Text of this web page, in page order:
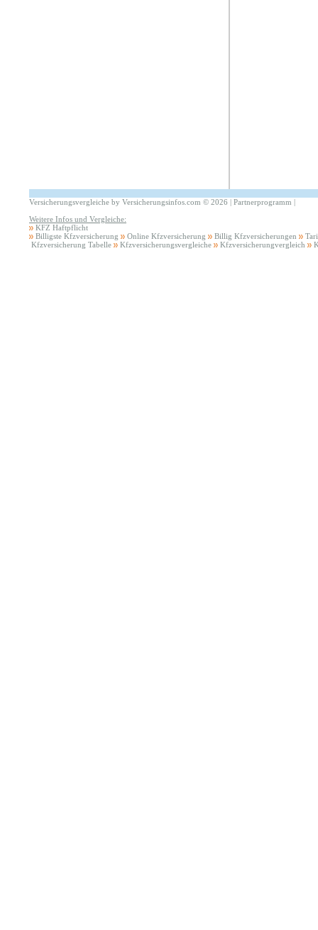
Versicherungsvergleiche by Versicherungsinfos.com © 2026 | Partnerprogramm |
Weitere Infos und Vergleiche:
KFZ Haftpflicht
Billigste Kfzversicherung
Online Kfzversicherung Billig Kfzversicherungen
Kfzversicherung Tabelle
Kfzversicherungsvergleiche Kfzversicherungvergleich